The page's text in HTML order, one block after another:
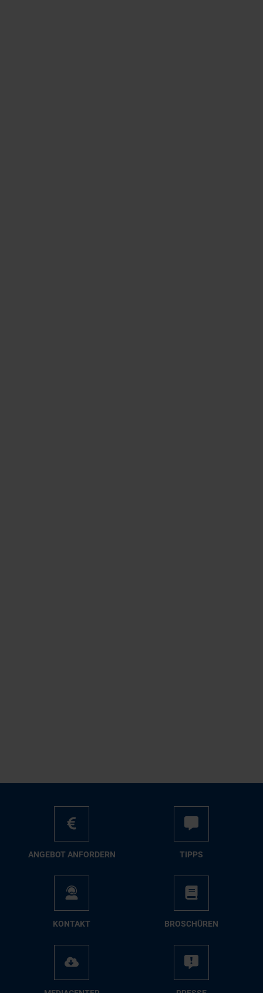
AN­GE­BOT AN­FOR­DERN TIPPS
KON­TAKT BRO­SCHÜ­REN